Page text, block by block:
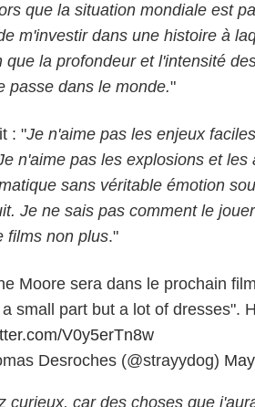
que la situation mondiale est
m'investir dans une histoire à
que la profondeur et l'intensité
passe dans le monde."
: "Je n'aime pas les enjeux
n'aime pas les explosions et
sans véritable émotion
Je ne sais pas comment le
films non plus."
Moore sera dans le prochain
small part but a lot of dresses".
V0y5erTn8w
Desroches (@strayydog)
curieux, car des choses que